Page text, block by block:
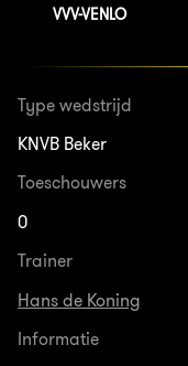
VVV-VENLO
Type wedstrijd
KNVB Beker
Toeschouwers
0
Trainer
Hans de Koning
Informatie